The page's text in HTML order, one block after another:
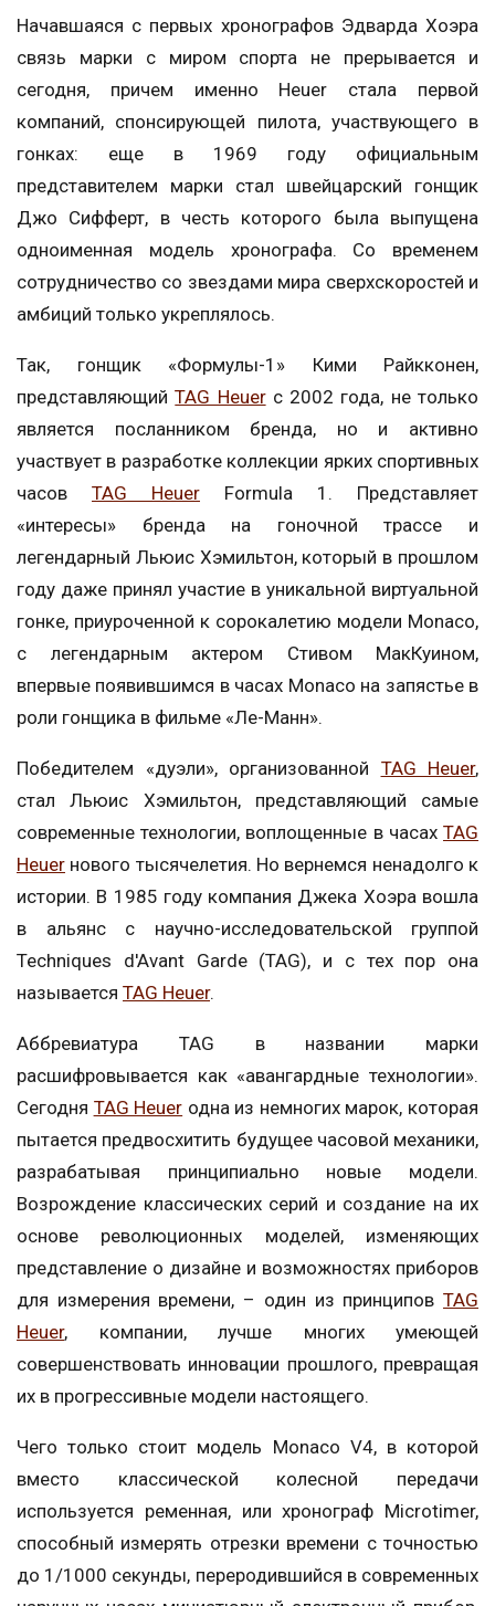
Начавшаяся с первых хронографов Эдварда Хоэра
связь марки с миром спорта не прерывается и
сегодня, причем именно Heuer стала первой
компаний, спонсирующей пилота, участвующего в
гонках: еще в 1969 году официальным
представителем марки стал швейцарский гонщик
Джо Сифферт, в честь которого была выпущена
одноименная модель хронографа. Со временем
сотрудничество со звездами мира сверхскоростей и
амбиций только укреплялось.
Так, гонщик «Формулы-1» Кими Райкконен,
представляющийTAG Heuerс 2002 года, не только
является посланником бренда, но и активно
участвует в разработке коллекции ярких спортивных
часов TAG Heuer Formula 1. Представляет
«интересы» бренда на гоночной трассе и
легендарный Льюис Хэмильтон, который в прошлом
году даже принял участие в уникальной виртуальной
гонке, приуроченной к сорокалетию модели Monaco,
с легендарным актером Стивом МакКуином,
впервые появившимся в часах Monaco на запястье в
роли гонщика в фильме «Ле-Манн».
Победителем «дуэли», организованной TAG Heuer,
стал Льюис Хэмильтон, представляющий самые
современные технологии, воплощенные в часах TAG
Heuer нового тысячелетия. Но вернемся ненадолго к
истории. В 1985 году компания Джека Хоэра вошла
в альянс с научно-исследовательской группой
Techniques d'Avant Garde (TAG), и с тех пор она
называется TAG Heuer.
Аббревиатура TAG в названии марки
расшифровывается как «авангардные технологии».
Сегодня TAG Heuer одна из немногих марок, которая
пытается предвосхитить будущее часовой механики,
разрабатывая принципиально новые модели.
Возрождение классических серий и создание на их
основе революционных моделей, изменяющих
представление о дизайне и возможностях приборов
для измерения времени, – один из принципов TAG
Heuer, компании, лучше многих умеющей
совершенствовать инновации прошлого, превращая
их в прогрессивные модели настоящего.
Чего только стоит модель Monaco V4, в которой
вместо классической колесной передачи
используется ременная, или хронограф Microtimer,
способный измерять отрезки времени с точностью
до 1/1000 секунды, переродившийся в современных